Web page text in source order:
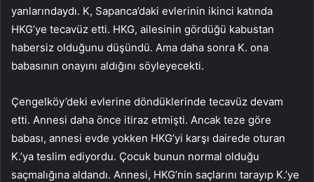
yanlarındaydı. K, Sapanca’daki evlerinin ikinci katında
HKG’ye tecavüz etti. HKG, ailesinin gördüğü kabustan
habersiz olduğunu düşündü. Ama daha sonra K. ona
babasının onayını aldığını söyleyecekti.
Çengelköy’deki evlerine döndüklerinde tecavüz devam
etti. Annesi daha önce itiraz etmişti. Ancak teze göre
babası, annesi evde yokken HKG’yi karşı dairede oturan
K.’ya teslim ediyordu. Çocuk bunun normal olduğu
saçmalığına aldandı. Annesi, HKG’nin saçlarını tarayıp K.’ye